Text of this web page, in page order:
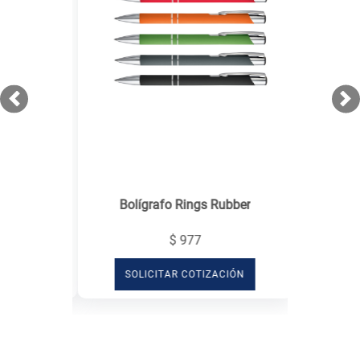
Previous
Bolígrafo Rings Rubber
$ 977
SOLICITAR COTIZACIÓN